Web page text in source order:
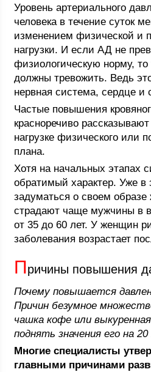
Уровень артериального
человека в течение суток
изменением физической и
нагрузки. И если АД не
физиологическую норму, то
должны тревожить. Ведь
нервная система, сердце и
Частые повышения
красноречиво
нагрузке физического или
плана.
Хотя на начальных этапах
обратимый характер. Уже в
задуматься о своем
страдают чаще мужчины в
от 35 до 60 лет. У женщин
заболевания возрастает
Причины повышения
Почему повышается
Причин безумное
чашка кофе или
поднять значения его на
Многие специалисты
главными причинами